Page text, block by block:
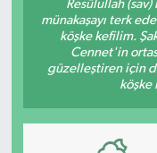
Resûlullah
münakaşayı terk
köşke kefilim.
Cennet'in
güzelleştiren için
köşke
KÜLTÜR
YAŞAM
LIFE
SARIGÖL
SARUHANLI
SELENDİ
KÖPRÜBAŞI
KULA
SALİHLİ
EKONOMİ
EĞİTİM
KÜLTÜR